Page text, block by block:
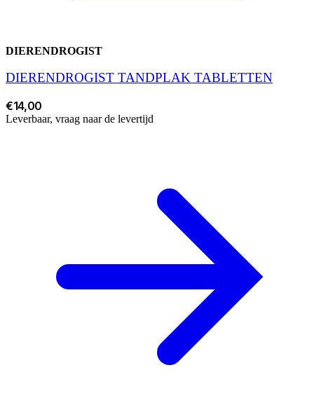
DIERENDROGIST
DIERENDROGIST TANDPLAK TABLETTEN
€14,00
Leverbaar, vraag naar de levertijd